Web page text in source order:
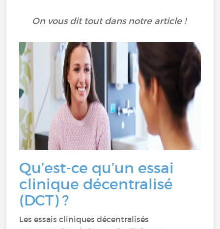
On vous dit tout dans notre article !
Qu’est-ce qu’un essai
clinique décentralisé
(DCT) ?
Les essais cliniques décentralisés